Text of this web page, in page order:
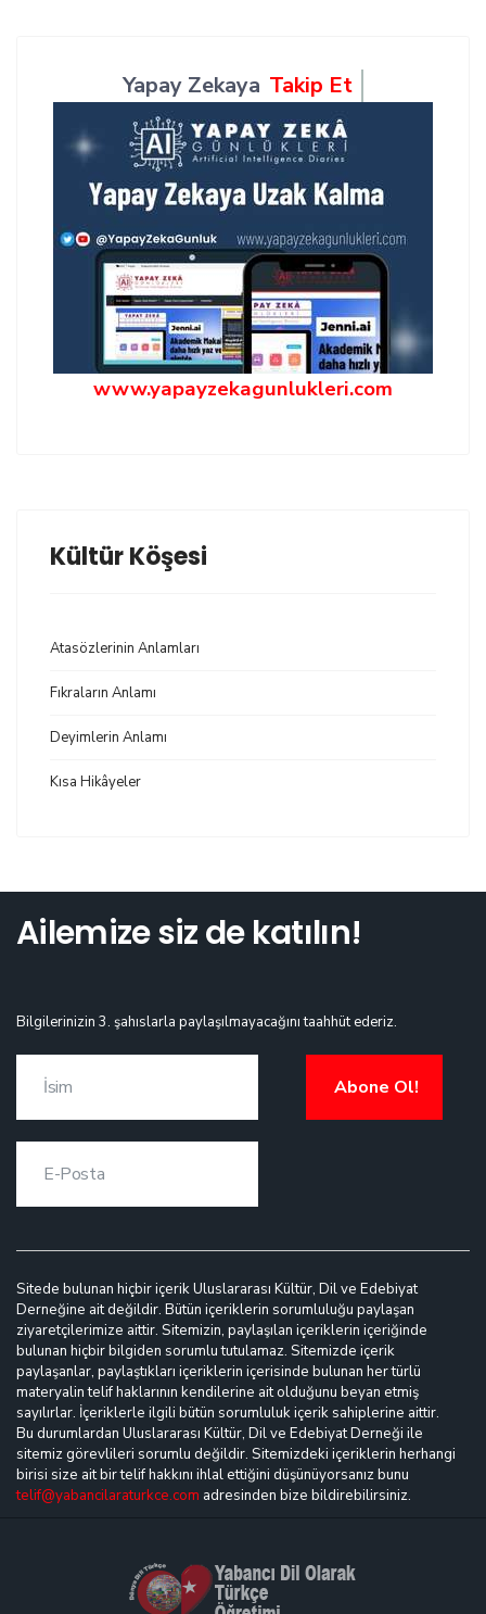
Yapay Zekaya Takip Et
www.yapayzekagunlukleri.com
Kültür Köşesi
Atasözlerinin Anlamları
Fıkraların Anlamı
Deyimlerin Anlamı
Kısa Hikâyeler
Ailemize siz de katılın!
Bilgilerinizin 3. şahıslarla paylaşılmayacağını taahhüt ederiz.
Abone Ol!
Sitede bulunan hiçbir içerik Uluslararası Kültür, Dil ve Edebiyat
Derneğine ait değildir. Bütün içeriklerin sorumluluğu paylaşan
ziyaretçilerimize aittir. Sitemizin, paylaşılan içeriklerin içeriğinde
bulunan hiçbir bilgiden sorumlu tutulamaz. Sitemizde içerik
paylaşanlar, paylaştıkları içeriklerin içerisinde bulunan her türlü
materyalin telif haklarının kendilerine ait olduğunu beyan etmiş
sayılırlar. İçeriklerle ilgili bütün sorumluluk içerik sahiplerine aittir.
Bu durumlardan Uluslararası Kültür, Dil ve Edebiyat Derneği ile
sitemiz görevlileri sorumlu değildir. Sitemizdeki içeriklerin herhangi
birisi size ait bir telif hakkını ihlal ettiğini düşünüyorsanız bunu
telif@yabancilaraturkce.com adresinden bize bildirebilirsiniz.